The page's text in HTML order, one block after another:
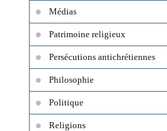
Médias
Patrimoine religieux
Persécutions antichrétiennes
Philosophie
Politique
Religions